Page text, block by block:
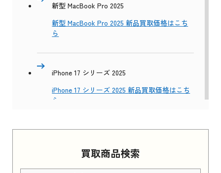
買取商品検索
新型 MacBook Pro 2025
新型 MacBook Pro 2025 新品買取価格はこち
ら
iPhone 17 シリーズ 2025
iPhone 17 シリーズ 2025 新品買取価格はこち
ら
Apple Watch Series 11 2025 新品買取価格はこ
ちら